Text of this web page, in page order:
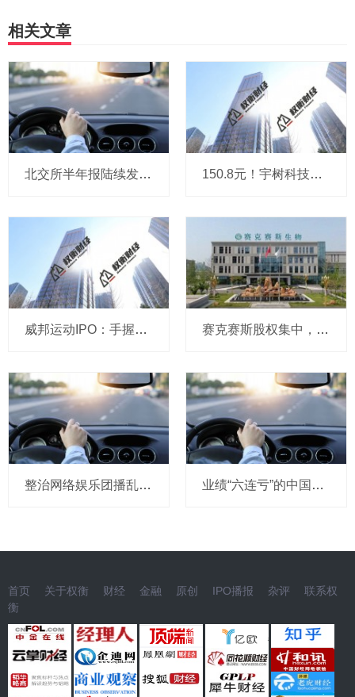
相关文章
北交所半年报陆续发布 高景气赛道企业业绩亮眼 150.8元！宇树科技，IPO发行价定了
威邦运动IPO：手握8亿现金仍募资补流，实控人家族持股超99% 赛克赛斯股权集中，前番冲刺曾受警示，经销为主营收波动
整治网络娱乐团播乱象 中央网信办处置1840余个违规账号 业绩“六连亏”的中国东航：中报再预亏超18亿，高负债与流动性困局难解
首页 关于权衡 财经 金融 原创 IPO播报 杂评
联系权
衡